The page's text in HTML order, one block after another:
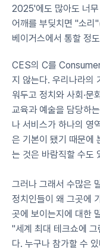
2025'에도 많아도 너
어깨를 부딪치면 "소
베이거스에서 통할 정
CES의 C를
지 않는다. 우리나라의
워두고 정치와 사회·문
교육과 예술을 담당하
나 서비스가 하나의 영
은 기본이 됐기 때문에
는 것은 바람직할 수도
그러나 그래서 수많은
정치인들이 왜 그곳에
곳에 보이는지에 대한
"세계 최대 테크쇼에 그
다. 누구나 참가할 수